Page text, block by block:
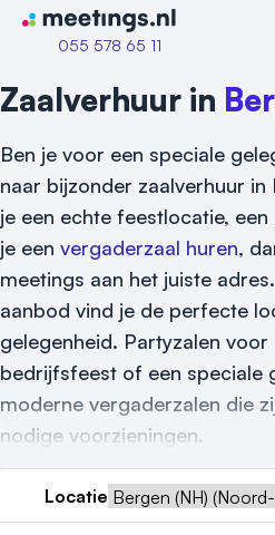
Naar home van Meetings
055 578 65 11
Vraag locatie aan
Locatiegids
Meld locatie aan
Nieuws
Zaalverhuur in
Ben je voor een speciale
naar bijzonder zaalverhuur in
je een echte feestlocatie,
je een vergaderzaal huren,
meetings aan het juiste
aanbod vind je de perfecte
gelegenheid. Partyzalen
bedrijfsfeest of een speciale
moderne vergaderzalen die
nodige voorzieningen.
Locatie